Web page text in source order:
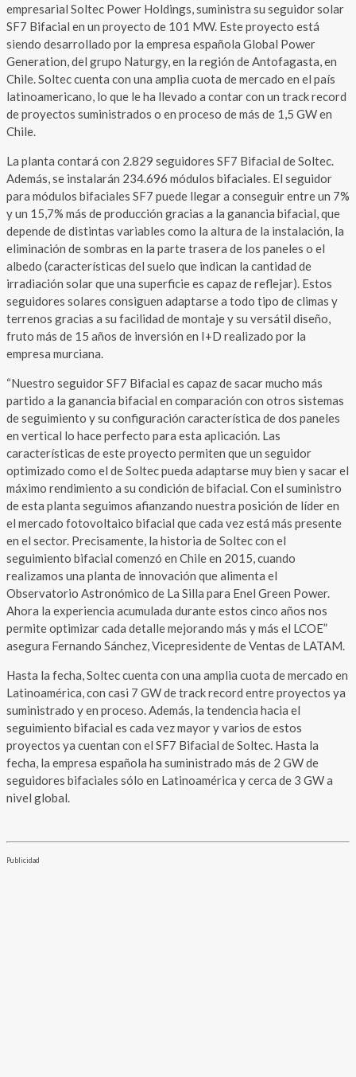
empresarial Soltec Power Holdings, suministra su seguidor solar
SF7 Bifacial en un proyecto de 101 MW. Este proyecto está
siendo desarrollado por la empresa española Global Power
Generation, del grupo Naturgy, en la región de Antofagasta, en
Chile. Soltec cuenta con una amplia cuota de mercado en el país
latinoamericano, lo que le ha llevado a contar con un track record
de proyectos suministrados o en proceso de más de 1,5 GW en
Chile.
La planta contará con 2.829 seguidores SF7 Bifacial de Soltec.
Además, se instalarán 234.696 módulos bifaciales. El seguidor
para módulos bifaciales SF7 puede llegar a conseguir entre un 7%
y un 15,7% más de producción gracias a la ganancia bifacial, que
depende de distintas variables como la altura de la instalación, la
eliminación de sombras en la parte trasera de los paneles o el
albedo (características del suelo que indican la cantidad de
irradiación solar que una superficie es capaz de reflejar). Estos
seguidores solares consiguen adaptarse a todo tipo de climas y
terrenos gracias a su facilidad de montaje y su versátil diseño,
fruto más de 15 años de inversión en I+D realizado por la
empresa murciana.
“Nuestro seguidor SF7 Bifacial es capaz de sacar mucho más
partido a la ganancia bifacial en comparación con otros sistemas
de seguimiento y su configuración característica de dos paneles
en vertical lo hace perfecto para esta aplicación. Las
características de este proyecto permiten que un seguidor
optimizado como el de Soltec pueda adaptarse muy bien y sacar el
máximo rendimiento a su condición de bifacial. Con el suministro
de esta planta seguimos afianzando nuestra posición de líder en
el mercado fotovoltaico bifacial que cada vez está más presente
en el sector. Precisamente, la historia de Soltec con el
seguimiento bifacial comenzó en Chile en 2015, cuando
realizamos una planta de innovación que alimenta el
Observatorio Astronómico de La Silla para Enel Green Power.
Ahora la experiencia acumulada durante estos cinco años nos
permite optimizar cada detalle mejorando más y más el LCOE”
asegura Fernando Sánchez, Vicepresidente de Ventas de LATAM.
Hasta la fecha, Soltec cuenta con una amplia cuota de mercado en
Latinoamérica, con casi 7 GW de track record entre proyectos ya
suministrado y en proceso. Además, la tendencia hacia el
seguimiento bifacial es cada vez mayor y varios de estos
proyectos ya cuentan con el SF7 Bifacial de Soltec. Hasta la
fecha, la empresa española ha suministrado más de 2 GW de
seguidores bifaciales sólo en Latinoamérica y cerca de 3 GW a
nivel global.
Publicidad